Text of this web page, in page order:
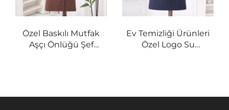
Özel Baskılı Mutfak
Aşçı Önlüğü Şef
Ev Temizliği Ürünleri
Özel Logo Su